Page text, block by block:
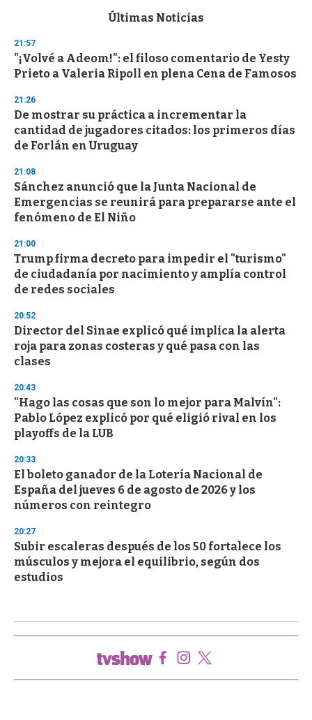
d
s
o
f
3
s
c
o
d
s
Últimas Noticias
21:57
"¡Volvé a Adeom!": el filoso comentario de Yesty
Prieto a Valeria Ripoll en plena Cena de Famosos
21:26
De mostrar su práctica a incrementar la
cantidad de jugadores citados: los primeros días
de Forlán en Uruguay
21:08
Sánchez anunció que la Junta Nacional de
Emergencias se reunirá para prepararse ante el
fenómeno de El Niño
21:00
Trump firma decreto para impedir el "turismo"
de ciudadanía por nacimiento y amplía control
de redes sociales
20:52
Director del Sinae explicó qué implica la alerta
roja para zonas costeras y qué pasa con las
clases
20:43
"Hago las cosas que son lo mejor para Malvín":
Pablo López explicó por qué eligió rival en los
playoffs de la LUB
20:33
El boleto ganador de la Lotería Nacional de
España del jueves 6 de agosto de 2026 y los
números con reintegro
20:27
Subir escaleras después de los 50 fortalece los
músculos y mejora el equilibrio, según dos
estudios